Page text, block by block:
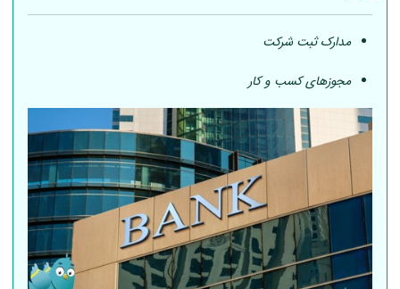
مدارک ثبت شرکت
مجوزهای کسب و کار